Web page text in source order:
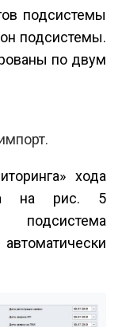
подсистемы
подсистемы.
по двум
хода
на рис. 5